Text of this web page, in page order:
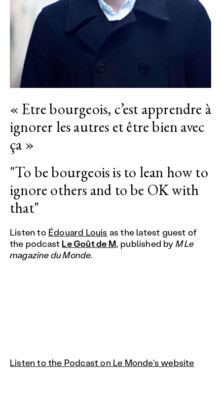
« Etre bourgeois, c’est apprendre à
ignorer les autres et être bien avec
ça »
"To be bourgeois is to lean how to
ignore others and to be OK with
that"
Listen to Édouard Louis as the latest guest of
the podcast Le Goût de M, published by M Le
magazine du Monde.
Listen to the Podcast on Le Monde's website